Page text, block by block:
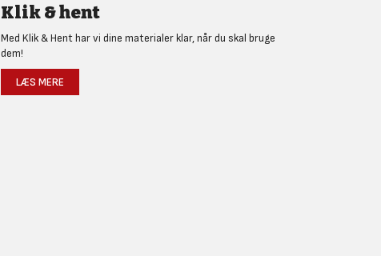
Klik & hent
Med Klik & Hent har vi dine materialer klar, når du skal bruge
dem!
LÆS MERE